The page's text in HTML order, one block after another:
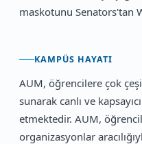
maskotunu Senators'tan
KAMPÜS HAYATI
AUM, öğrencilere çok
sunarak canlı ve
etmektedir. AUM,
organizasyonlar